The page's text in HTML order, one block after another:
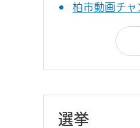
柏市動画チャ
選挙